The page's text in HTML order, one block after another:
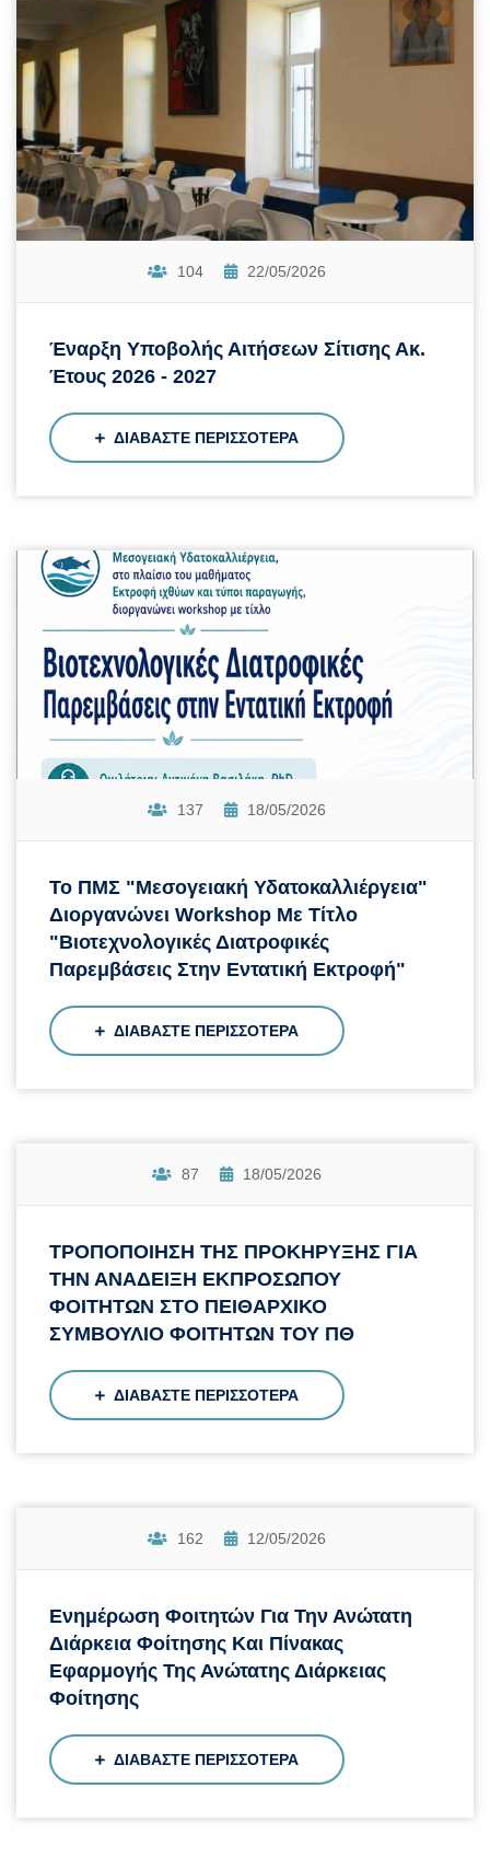
104 22/05/2026
Έναρξη Υποβολής Αιτήσεων Σίτισης Ακ.
Έτους 2026 - 2027
ΔΙΑΒΑΣΤΕ ΠΕΡΙΣΣΟΤΕΡΑ
137 18/05/2026
Το ΠΜΣ "Μεσογειακή Υδατοκαλλιέργεια"
Διοργανώνει Workshop Με Τίτλο
"Βιοτεχνολογικές Διατροφικές
Παρεμβάσεις Στην Εντατική Εκτροφή"
ΔΙΑΒΑΣΤΕ ΠΕΡΙΣΣΟΤΕΡΑ
87 18/05/2026
ΤΡΟΠΟΠΟΙΗΣΗ ΤΗΣ ΠΡΟΚΗΡΥΞΗΣ ΓΙΑ
ΤΗΝ ΑΝΑΔΕΙΞΗ ΕΚΠΡΟΣΩΠΟΥ
ΦΟΙΤΗΤΩΝ ΣΤΟ ΠΕΙΘΑΡΧΙΚΟ
ΣΥΜΒΟΥΛΙΟ ΦΟΙΤΗΤΩΝ ΤΟΥ ΠΘ
ΔΙΑΒΑΣΤΕ ΠΕΡΙΣΣΟΤΕΡΑ
162 12/05/2026
Ενημέρωση Φοιτητών Για Την Ανώτατη
Διάρκεια Φοίτησης Και Πίνακας
Εφαρμογής Της Ανώτατης Διάρκειας
Φοίτησης
ΔΙΑΒΑΣΤΕ ΠΕΡΙΣΣΟΤΕΡΑ